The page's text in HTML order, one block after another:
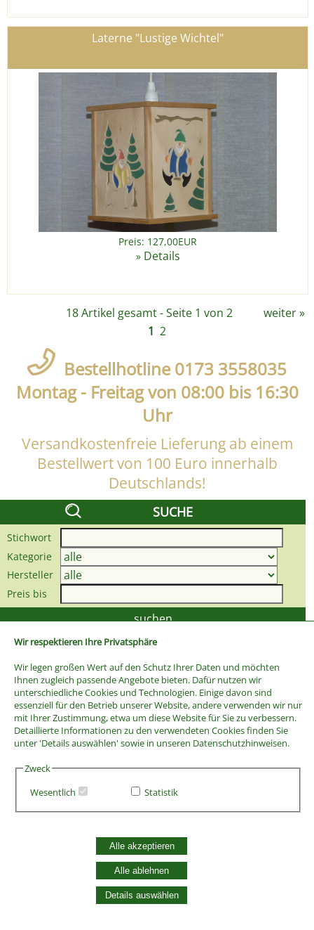
Wir respektieren Ihre Privatsphäre
Wir legen großen Wert auf den Schutz Ihrer Daten und möchten
Ihnen zugleich passende Angebote bieten. Dafür nutzen wir
unterschiedliche Cookies und Technologien. Einige davon sind
essenziell für den Betrieb unserer Website, andere verwenden wir nur
mit Ihrer Zustimmung, etwa um diese Website für Sie zu verbessern.
Detaillierte Informationen zu den verwendeten Cookies finden Sie
unter 'Details auswählen' sowie in unseren Datenschutzhinweisen.
Zweck
Wesentlich
Statistik
Alle akzeptieren
Alle ablehnen
Details auswählen
Laterne "Lustige Wichtel"
Preis: 127,00EUR
» Details
18 Artikel gesamt - Seite 1 von 2 weiter»
1 2
Bestellhotline 0173 3558035
Montag - Freitag von 08:00 bis 16:30
Uhr
Versandkostenfreie Lieferung ab einem
Bestellwert von 100 Euro innerhalb
Deutschlands!
SUCHE
Stichwort
Kategorie
Hersteller
Preis bis
AGB
Vertrag widerrufen
Datenschutzerklärung
Zahlung und Versand
Batterieentsorgung
Widerruf Cookie-Einwilligung